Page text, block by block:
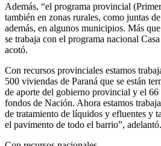
Además, “el programa provincial
también en zonas rurales, como juntas
además, en algunos municipios. Más
se trabaja con el programa nacional
acotó.
Con recursos provinciales estamos
500 viviendas de Paraná que se están
de aporte del gobierno provincial y el 66
fondos de Nación. Ahora estamos
de tratamiento de líquidos y efluentes y
el pavimento de todo el barrio”, adelantó.